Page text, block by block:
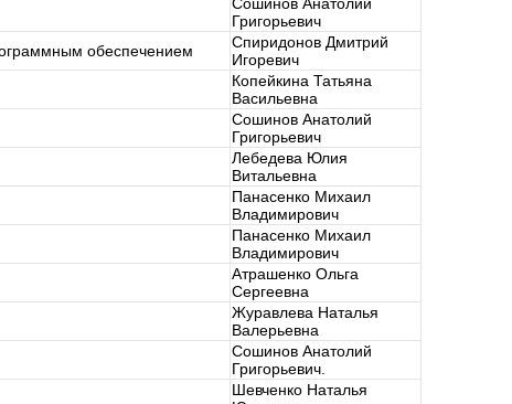
Григорьевич
обеспечением
Спиридонов Дмитрий
Игоревич
Копейкина Татьяна
Васильевна
Сошинов Анатолий
Григорьевич
Лебедева Юлия
Витальевна
Панасенко Михаил
Владимирович
Панасенко Михаил
Владимирович
Атрашенко Ольга
Сергеевна
Журавлева Наталья
Валерьевна
Сошинов Анатолий
Григорьевич.
Шевченко Наталья